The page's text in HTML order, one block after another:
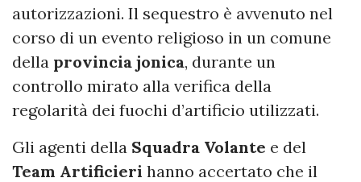
autorizzazioni. Il sequestro è avvenuto nel
corso di un evento religioso in un comune
della provincia jonica, durante un
controllo mirato alla verifica della
regolarità dei fuochi d’artificio utilizzati.
Gli agenti della Squadra Volante e del
Team Artificieri hanno accertato che il